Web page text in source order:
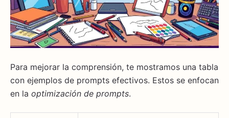
Para mejorar la comprensión, te mostramos una tabla
con ejemplos de prompts efectivos. Estos se enfocan
en la optimización de prompts.